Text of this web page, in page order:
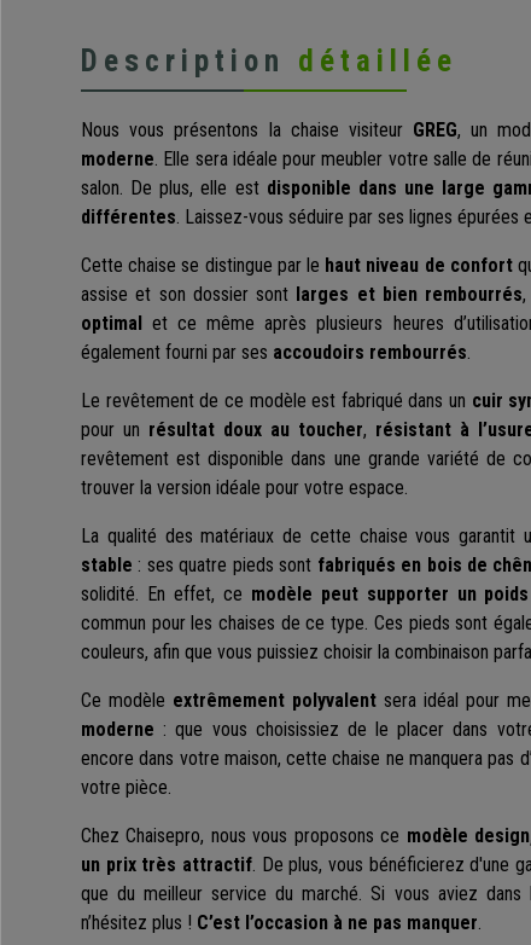
Description détaillée
Nous vous présentons la chaise visiteur GREG, un
moderne. Elle sera idéale pour meubler votre salle de
salon. De plus, elle est disponible dans une large
différentes. Laissez-vous séduire par ses lignes épurées
Cette chaise se distingue par le haut niveau de confort
assise et son dossier sont larges et bien rembourrés
optimal et ce même après plusieurs heures
également fourni par ses accoudoirs rembourrés.
Le revêtement de ce modèle est fabriqué dans un cuir
pour un résultat doux au toucher, résistant à
revêtement est disponible dans une grande variété de
trouver la version idéale pour votre espace.
La qualité des matériaux de cette chaise vous garantit
stable : ses quatre pieds sont fabriqués en bois de
solidité. En effet, ce modèle peut supporter un poids
commun pour les chaises de ce type. Ces pieds sont
couleurs, afin que vous puissiez choisir la combinaison
Ce modèle extrêmement polyvalent sera idéal pour
moderne : que vous choisissiez de le placer dans
encore dans votre maison, cette chaise ne manquera pas
votre pièce.
Chez Chaisepro, nous vous proposons ce modèle
un prix très attractif. De plus, vous bénéficierez d'une
que du meilleur service du marché. Si vous aviez dans
n’hésitez plus ! C’est l’occasion à ne pas manquer.